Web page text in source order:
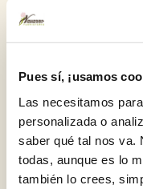
Pues sí, ¡usamos
Las necesitamos
personalizada o
saber qué tal nos va.
todas, aunque es lo
también lo crees,
con la excelencia se
seleccionadas
para garantizar su
destino.
Recoge gratis
Compra online
pedido cuando te